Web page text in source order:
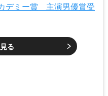
デミー賞 主演男優賞受
る